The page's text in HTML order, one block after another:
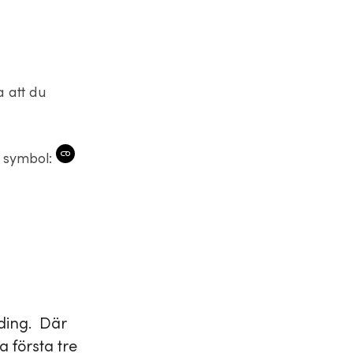
att du
Där
första tre